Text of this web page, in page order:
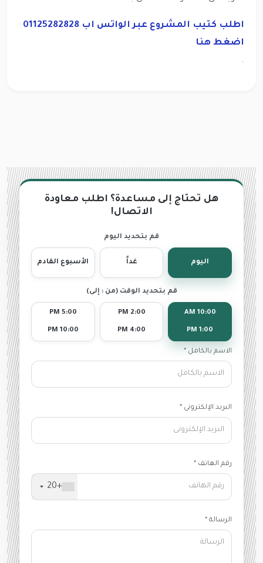
اطلب كتيب المشروع عبر الواتس اب 01125282828
اضغط هنا
.
هل تحتاج إلى مساعدة؟ اطلب معاودة
الاتصال!
قم بتحديد اليوم
اليوم غداً الأسبوع القادم
قم بتحديد الوقت (من : إلى)
10:00 AM
1:00 PM
2:00 PM
4:00 PM
5:00 PM
10:00 PM
الاسم بالكامل *
البريد الإلكترونى *
رقم الهاتف *
+20
الرسالة *